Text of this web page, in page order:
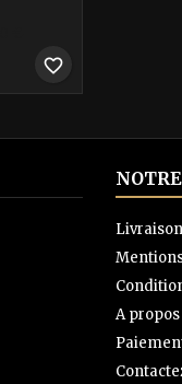
favorite_border
Livraison
A propos